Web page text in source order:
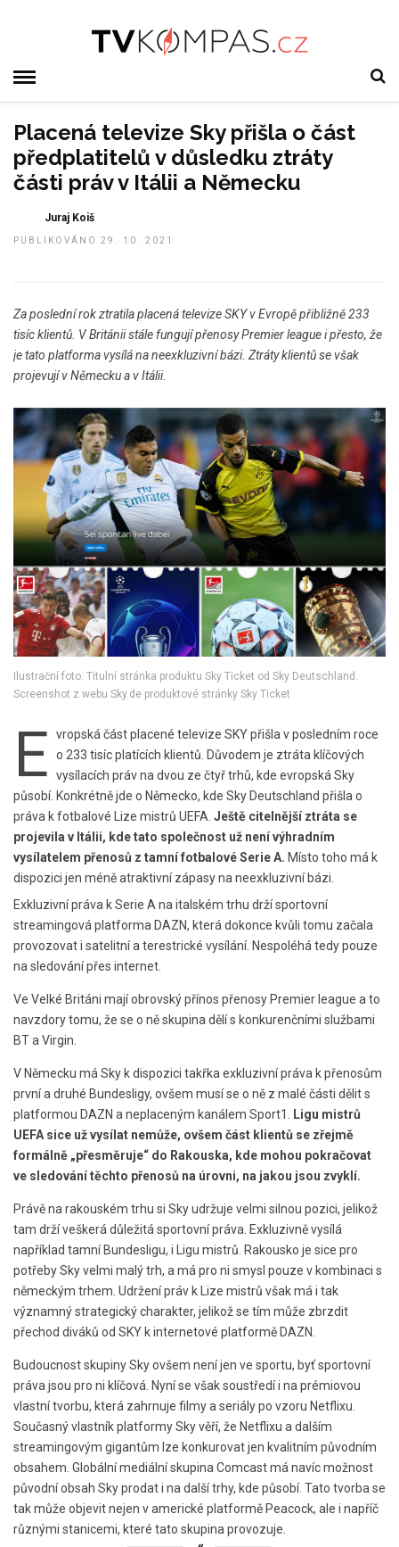
Placená televize Sky přišla o část
předplatitelů v důsledku ztráty
části práv v Itálii a Německu
Juraj Koiš
PUBLIKOVÁNO 29. 10. 2021
Za poslední rok ztratila placená televize SKY v Evropě přibližně 233
tisíc klientů. V Británii stále fungují přenosy Premier league i přesto, že
je tato platforma vysílá na neexkluzivní bázi. Ztráty klientů se však
projevují v Německu a v Itálii.
Ilustrační foto. Titulní stránka produktu Sky Ticket od Sky Deutschland.
Screenshot z webu Sky.de produktové stránky Sky Ticket
E
vropská část placené televize SKY přišla v posledním roce
o 233 tisíc platících klientů. Důvodem je ztráta klíčových
vysílacích práv na dvou ze čtyř trhů, kde evropská Sky
působí. Konkrétně jde o Německo, kde Sky Deutschland přišla o
práva k fotbalové Lize mistrů UEFA. Ještě citelnější ztráta se
projevila v Itálii, kde tato společnost už není výhradním
vysílatelem přenosů z tamní fotbalové Serie A. Místo toho má k
dispozici jen méně atraktivní zápasy na neexkluzivní bázi.
Exkluzivní práva k Serie A na italském trhu drží sportovní
streamingová platforma DAZN, která dokonce kvůli tomu začala
provozovat i satelitní a terestrické vysílání. Nespoléhá tedy pouze
na sledování přes internet.
Ve Velké Británi mají obrovský přínos přenosy Premier league a to
navzdory tomu, že se o ně skupina dělí s konkurenčními službami
BT a Virgin.
V Německu má Sky k dispozici takřka exkluzivní práva k přenosům
první a druhé Bundesligy, ovšem musí se o ně z malé části dělit s
platformou DAZN a neplaceným kanálem Sport1. Ligu mistrů
UEFA sice už vysílat nemůže, ovšem část klientů se zřejmě
formálně „přesměruje“ do Rakouska, kde mohou pokračovat
ve sledování těchto přenosů na úrovni, na jakou jsou zvyklí.
Právě na rakouském trhu si Sky udržuje velmi silnou pozici, jelikož
tam drží veškerá důležitá sportovní práva. Exkluzivně vysílá
například tamní Bundesligu, i Ligu mistrů. Rakousko je sice pro
potřeby Sky velmi malý trh, a má pro ni smysl pouze v kombinaci s
německým trhem. Udržení práv k Lize mistrů však má i tak
významný strategický charakter, jelikož se tím může zbrzdit
přechod diváků od SKY k internetové platformě DAZN.
Budoucnost skupiny Sky ovšem není jen ve sportu, byť sportovní
práva jsou pro ni klíčová. Nyní se však soustředí i na prémiovou
vlastní tvorbu, která zahrnuje filmy a seriály po vzoru Netflixu.
Současný vlastník platformy Sky věří, že Netflixu a dalším
streamingovým gigantům lze konkurovat jen kvalitním původním
obsahem. Globální mediální skupina Comcast má navíc možnost
původní obsah Sky prodat i na další trhy, kde působí. Tato tvorba se
tak může objevit nejen v americké platformě Peacock, ale i napříč
různými stanicemi, které tato skupina provozuje.